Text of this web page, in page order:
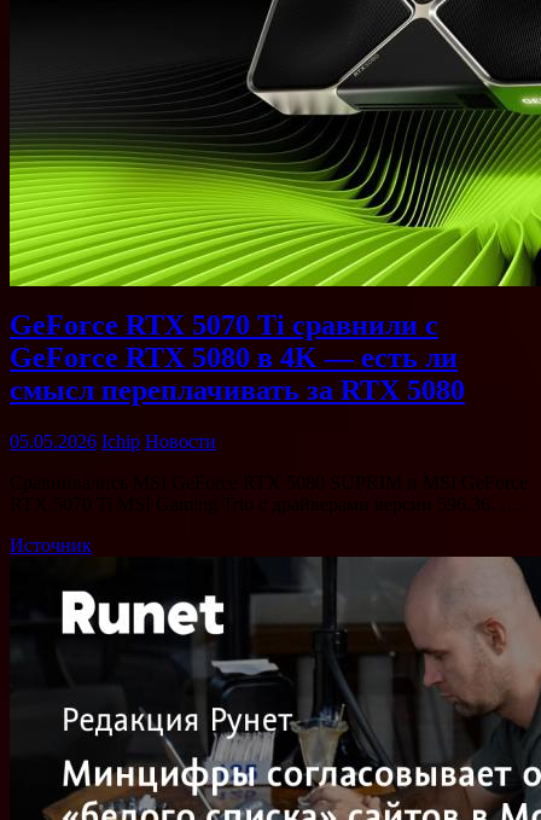
GeForce RTX 5070 Ti сравнили с
GeForce RTX 5080 в 4K — есть ли
смысл переплачивать за RTX 5080
05.05.2026 Ichip Новости
Сравнивались MSI GeForce RTX 5080 SUPRIM и MSI GeForce
RTX 5070 Ti MSI Gaming Trio с драйверами версии 596.36. …
Источник